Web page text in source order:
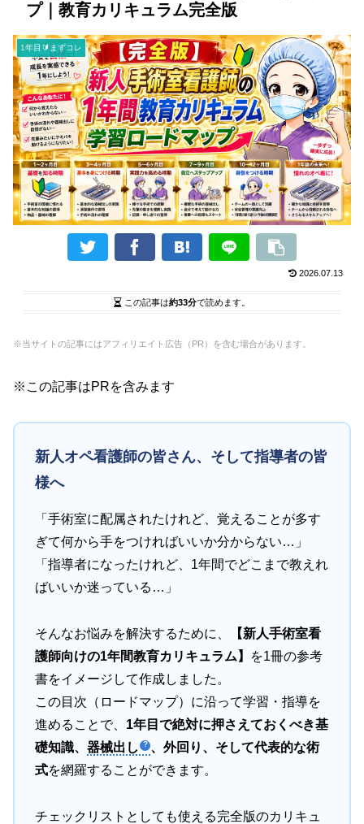
プ｜教育カリキュラム完全版
1年目🔰まずコレ
2026.07.13
この記事は約33分で読めます。
※当サイトの記事にはアフィリエイト広告（PR）を含む場合があります。
※この記事はPRを含みます
新人オペ看護師の皆さん、そして指導者の皆
様へ
「手術室に配属されたけれど、覚えることが多す
ぎて何から手をつければいいか分からない…」
「指導者になったけれど、1年間でどこまで教えれ
ばいいか迷っている…」
そんなお悩みを解決するために、
【新人手術室看
護師向けの1年間教育カリキュラム】
を1冊の参考
書をイメージして作成しました。
この目次（ロードマップ）に沿って学習・指導を
進めることで、 1年目で絶対に押さえておくべき基
礎知識、 器械出し
、外回り、そして代表的な術
式を網羅することができます。
チェックリストとしても使える完全版のカリキュ